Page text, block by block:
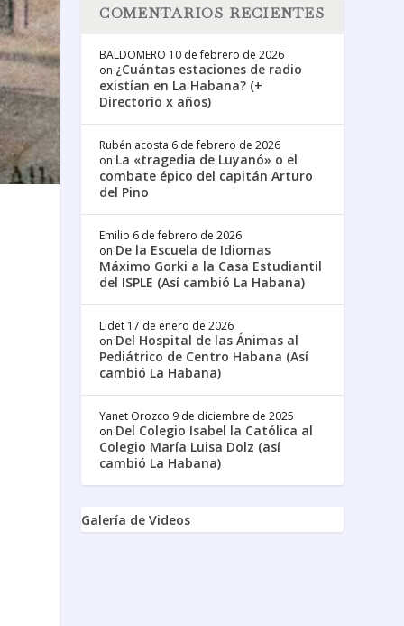
COMENTARIOS RECIENTES
BALDOMERO 10 de febrero de 2026
on ¿Cuántas estaciones de radio
existían en La Habana? (+
Directorio x años)
Rubén acosta 6 de febrero de 2026
on La «tragedia de Luyanó» o el
combate épico del capitán Arturo
del Pino
Emilio 6 de febrero de 2026
on De la Escuela de Idiomas
Máximo Gorki a la Casa Estudiantil
del ISPLE (Así cambió La Habana)
Lidet 17 de enero de 2026
on Del Hospital de las Ánimas al
Pediátrico de Centro Habana (Así
cambió La Habana)
Yanet Orozco 9 de diciembre de 2025
on Del Colegio Isabel la Católica al
Colegio María Luisa Dolz (así
cambió La Habana)
Galería de Videos